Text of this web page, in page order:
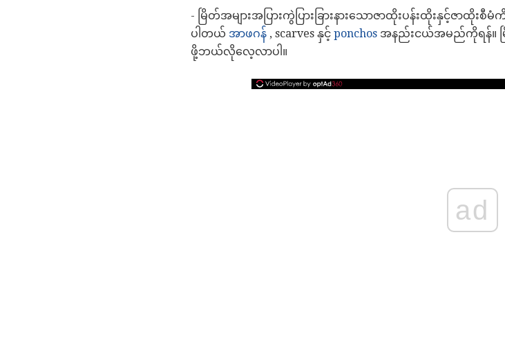
- မြိတ်အများအပြားကွဲပြားခြားနားသောဇာထိုးပန်းထိုးနှင့်ဇာထို
ပါတယ် အာဖဂန် , scarves နှင့် ponchos အနည်းငယ်အမည်ကိုရန်။ မြိတ်
ဖို့ဘယ်လိုလေ့လာပါ။
ad